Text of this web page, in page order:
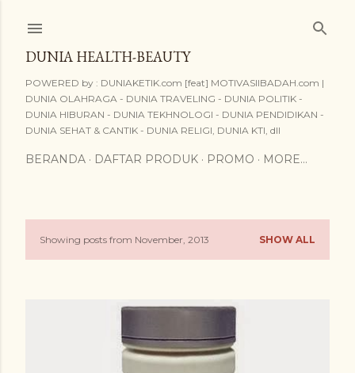
DUNIA HEALTH-BEAUTY
POWERED by : DUNIAKETIK.com [feat] MOTIVASIIBADAH.com |
DUNIA OLAHRAGA - DUNIA TRAVELING - DUNIA POLITIK -
DUNIA HIBURAN - DUNIA TEKHNOLOGI - DUNIA PENDIDIKAN -
DUNIA SEHAT & CANTIK - DUNIA RELIGI, DUNIA KTI, dll
BERANDA DAFTAR PRODUK PROMO MORE…
PShowing posts from November, 2013 SHOW ALL